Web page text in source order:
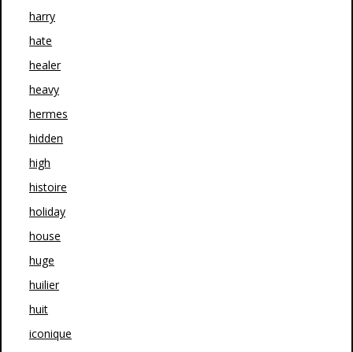
harry
hate
healer
heavy
hermes
hidden
high
histoire
holiday
house
huge
huilier
huit
iconique